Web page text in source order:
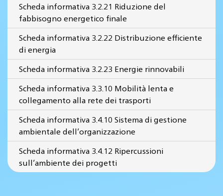
Scheda informativa 3.2.21 Riduzione del
fabbisogno energetico finale
Scheda informativa 3.2.22 Distribuzione efficiente
di energia
Scheda informativa 3.2.23 Energie rinnovabili
Scheda informativa 3.3.10 Mobilità lenta e
collegamento alla rete dei trasporti
Scheda informativa 3.4.10 Sistema di gestione
ambientale dell’organizzazione
Scheda informativa 3.4.12 Ripercussioni
sull’ambiente dei progetti